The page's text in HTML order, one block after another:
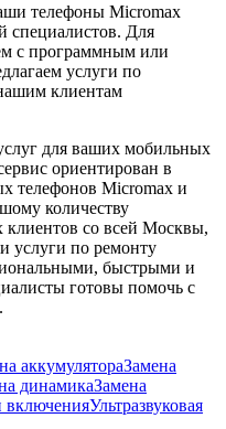
телефоны Micromax
специалистов. Для
с программным или
услуги по
клиентам
для ваших мобильных
ориентирован в
телефонов Micromax и
количеству
со всей Москвы,
услуги по ремонту
быстрыми и
готовы помочь с
аккумулятораЗамена
динамикаЗамена
включенияУльтразвуковая